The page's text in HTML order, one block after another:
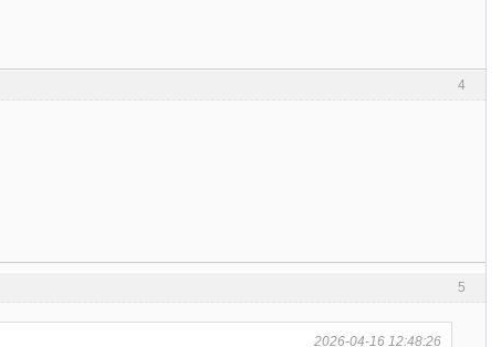
4
5
2026-04-16 12:48:26